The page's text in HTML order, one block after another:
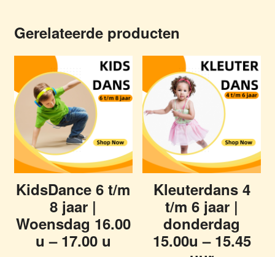
Gerelateerde producten
KidsDance 6 t/m
8 jaar |
Woensdag 16.00
u – 17.00 u
Kleuterdans 4
t/m 6 jaar |
donderdag
15.00u – 15.45